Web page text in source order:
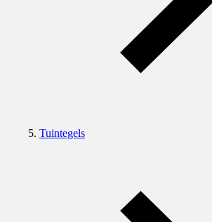
Tuintegels